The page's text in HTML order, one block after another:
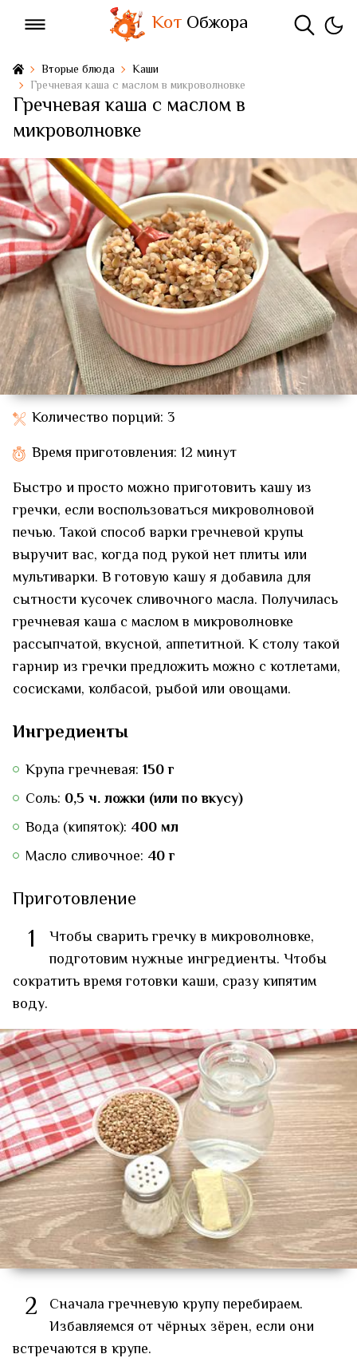
КотОбжора
Вторые блюда
Каши
Гречневая каша с маслом в микроволновке
Гречневая каша с маслом в
микроволновке
Количество порций: 3
Время приготовления: 12 минут
Быстро и просто можно приготовить кашу из
гречки, если воспользоваться микроволновой
печью. Такой способ варки гречневой крупы
выручит вас, когда под рукой нет плиты или
мультиварки. В готовую кашу я добавила для
сытности кусочек сливочного масла. Получилась
гречневая каша с маслом в микроволновке
рассыпчатой, вкусной, аппетитной. К столу такой
гарнир из гречки предложить можно с котлетами,
сосисками, колбасой, рыбой или овощами.
Ингредиенты
Крупа гречневая: 150 г
Соль: 0,5 ч. ложки (или по вкусу)
Вода (кипяток): 400 мл
Масло сливочное: 40 г
Приготовление
1
Чтобы сварить гречку в микроволновке,
подготовим нужные ингредиенты. Чтобы
сократить время готовки каши, сразу кипятим
воду.
2
Сначала гречневую крупу перебираем.
Избавляемся от чёрных зёрен, если они
встречаются в крупе.